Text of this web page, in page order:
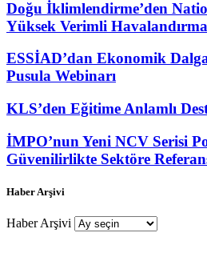
Doğu İklimlendirme’den
Yüksek Verimli
ESSİAD’dan Ekonomik
Pusula Webinarı
KLS’den Eğitime Anlamlı
İMPO’nun Yeni NCV Serisi
Güvenilirlikte Sektöre
Haber Arşivi
Haber Arşivi